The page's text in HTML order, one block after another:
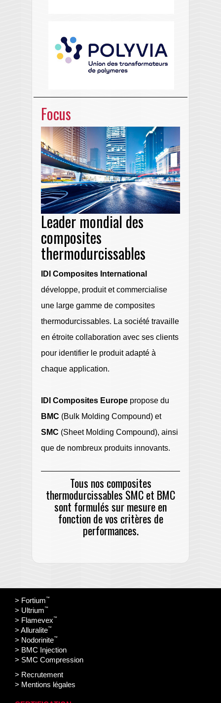
Focus
Leader mondial des
composites
thermodurcissables
IDI Composites International
développe, produit et commercialise
une large gamme de composites
thermodurcissables. La société travaille
en étroite collaboration avec ses clients
pour identifier le produit adapté à
chaque application.
IDI Composites Europe propose du
BMC (Bulk Molding Compound) et
SMC (Sheet Molding Compound), ainsi
que de nombreux produits innovants.
Tous nos composites
thermodurcissables SMC et BMC
sont formulés sur mesure en
fonction de vos critères de
performances.
> Fortium™
> Ultrium™
> Flamevex™
> Alluralite™
> Nodorinite™
> BMC Injection
> SMC Compression
> Recrutement
> Mentions légales